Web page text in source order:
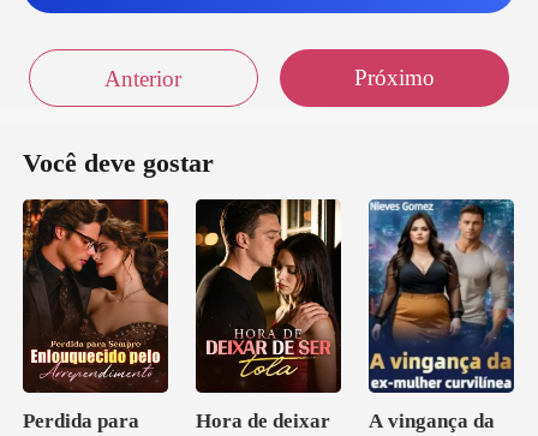
Anterior Próximo
Você deve gostar
Perdida para
Hora de deixar
A vingança da